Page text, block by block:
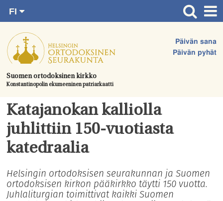
suoraan
sisältöön.
Suomen ortodoksinen kirkko
Konstantinopolin ekumeeninen patriarkaatti
Päivän sana
Päivän pyhät
FI
SV
EN
UA
Etusivu
Ajankohtaista
Juhlat & toimitukset
Kirkot
Apua & tukea
Tule mukaan
Yhteystiedot
Katajanokan kalliolla
juhlittiin 150-vuotiasta
katedraalia
Helsingin ortodoksisen seurakunnan ja Suomen
ortodoksisen kirkon pääkirkko täytti 150 vuotta.
Juhlaliturgian toimittivat kaikki Suomen